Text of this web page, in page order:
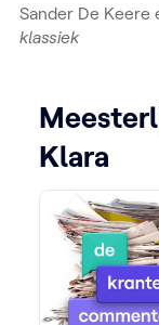
Sander De Keere
klassiek
Klara